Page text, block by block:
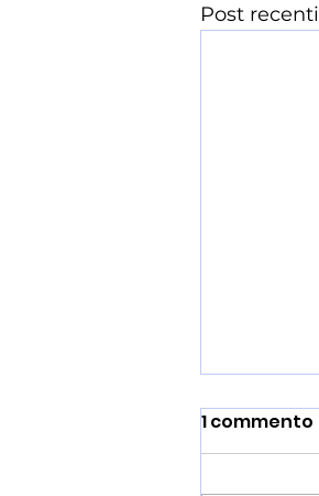
Post recenti
1 commento